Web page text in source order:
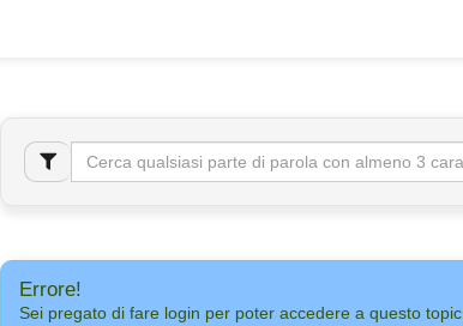
Errore!
Sei pregato di fare login per poter accedere a questo topic.